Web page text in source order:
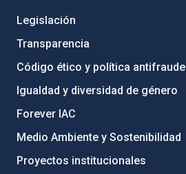
Legislación
Transparencia
Código ético y política antifraude
Igualdad y diversidad de género
Forever IAC
Medio Ambiente y Sostenibilidad
Proyectos institucionales